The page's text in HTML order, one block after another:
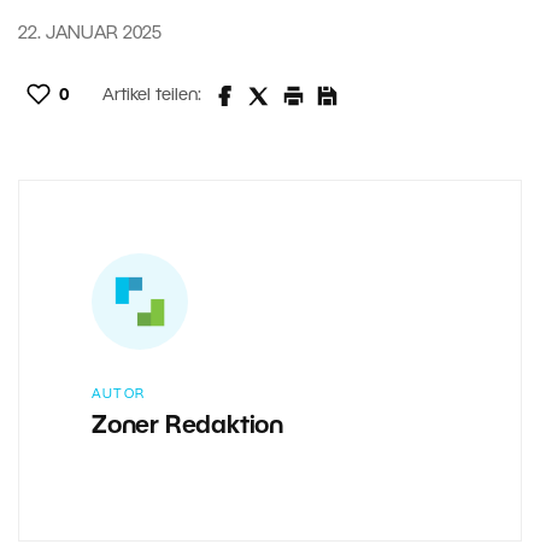
22. JANUAR 2025
0 Artikel teilen:
AUTOR
Zoner Redaktion